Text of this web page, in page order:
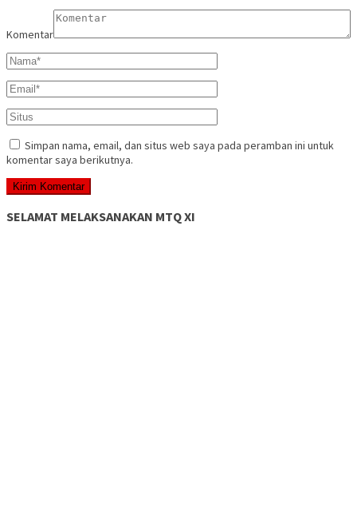
Komentar
Simpan nama, email, dan situs web saya pada peramban ini untuk
komentar saya berikutnya.
SELAMAT MELAKSANAKAN MTQ XI